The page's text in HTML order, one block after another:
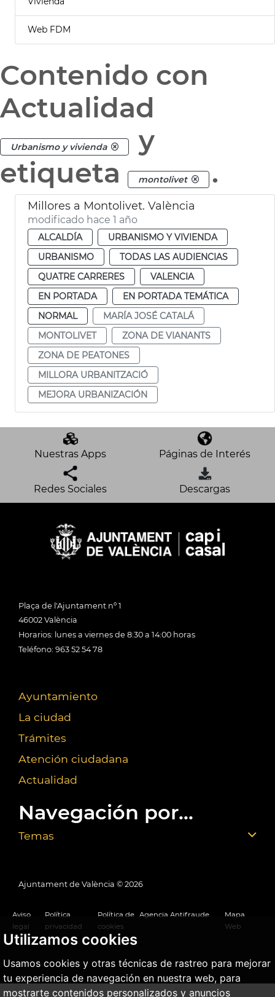
Utilizamos cookies
Usamos cookies y otras técnicas de rastreo para mejorar
tu experiencia de navegación en nuestra web, para
mostrarte contenidos personalizados y anuncios
Web FDM
Contenido con
Actualidad
Urbanismo y vivienda
y
etiqueta
montolivet .
Millores a Montolivet. València
modificado hace 1 año
ALCALDÍA
URBANISMO Y VIVIENDA
URBANISMO
TODAS LAS AUDIENCIAS
QUATRE CARRERES
VALENCIA
EN PORTADA
EN PORTADA TEMÁTICA
NORMAL
MARÍA JOSÉ CATALÁ
MONTOLIVET
ZONA DE VIANANTS
ZONA DE PEATONES
MILLORA URBANITZACIÓ
MEJORA URBANIZACIÓN
Nuestras Apps Páginas de Interés
Redes Sociales Descargas
Plaça de l'Ajuntament nº 1
46002 València
Horarios: lunes a viernes de 8:30 a 14:00 horas
Teléfono: 963 52 54 78
Ayuntamiento
La ciudad
Trámites
Atención ciudadana
Actualidad
Navegación por...
Temas
Ajuntament de València © 2026
Aviso
legal
Política
privacidad
Política de
cookies
Agencia Antifraude
Mapa
Web